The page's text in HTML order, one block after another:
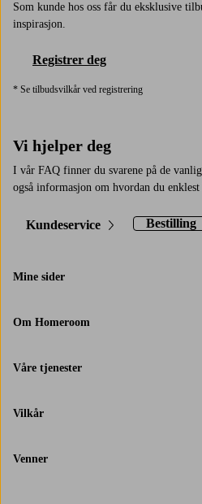
Som kunde hos oss får du eksklusive
inspirasjon.
Registrer deg
* Se tilbudsvilkår ved registrering
Vi hjelper deg
I vår FAQ finner du svarene på de
også informasjon om hvordan du enklest
Kundeservice Bestilling
Mine sider
Om Homeroom
Våre tjenester
Vilkår
Venner